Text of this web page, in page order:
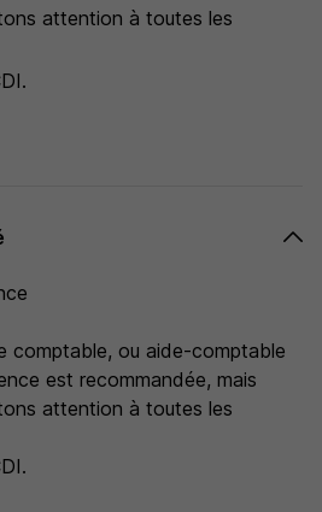
attention à toutes les
comptable, ou aide-comptable
est recommandée, mais
attention à toutes les